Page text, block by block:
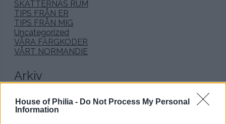
House of Philia - Do Not Process My Personal
Information
SKATTERNAS RUM
TIPS FRÅN ER
TIPS FRÅN MIG
Uncategorized
VÅRA FÄRGKODER
VÅRT NORMANDIE
Arkiv
januari 2026
december 2025